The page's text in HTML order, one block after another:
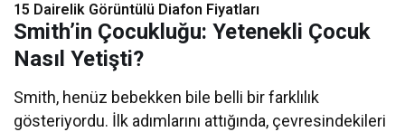
15 Dairelik Görüntülü Diafon Fiyatları
Smith’in Çocukluğu: Yetenekli Çocuk
Nasıl Yetişti?
Smith, henüz bebekken bile belli bir farklılık
gösteriyordu. İlk adımlarını attığında, çevresindekileri